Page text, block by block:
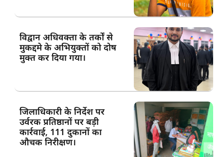
विद्वान अधिवक्ता के तर्कों से
मुकद्दमे के अभियुक्तों को दोष
मुक्त कर दिया गया।
जिलाधिकारी के निर्देश पर
उर्वरक प्रतिष्ठानों पर बड़ी
कार्रवाई, 111 दुकानों का
औचक निरीक्षण।